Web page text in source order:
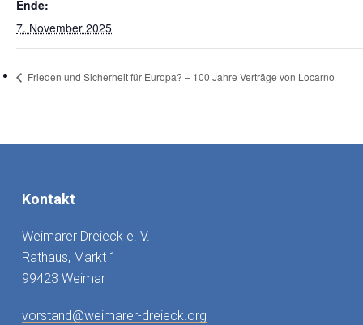
Ende:
7. November 2025
Frieden und Sicherheit für Europa? – 100 Jahre Verträge von Locarno
Kontakt
Weimarer Dreieck e. V.
Rathaus, Markt 1
99423 Weimar
vorstand@weimarer-dreieck.org